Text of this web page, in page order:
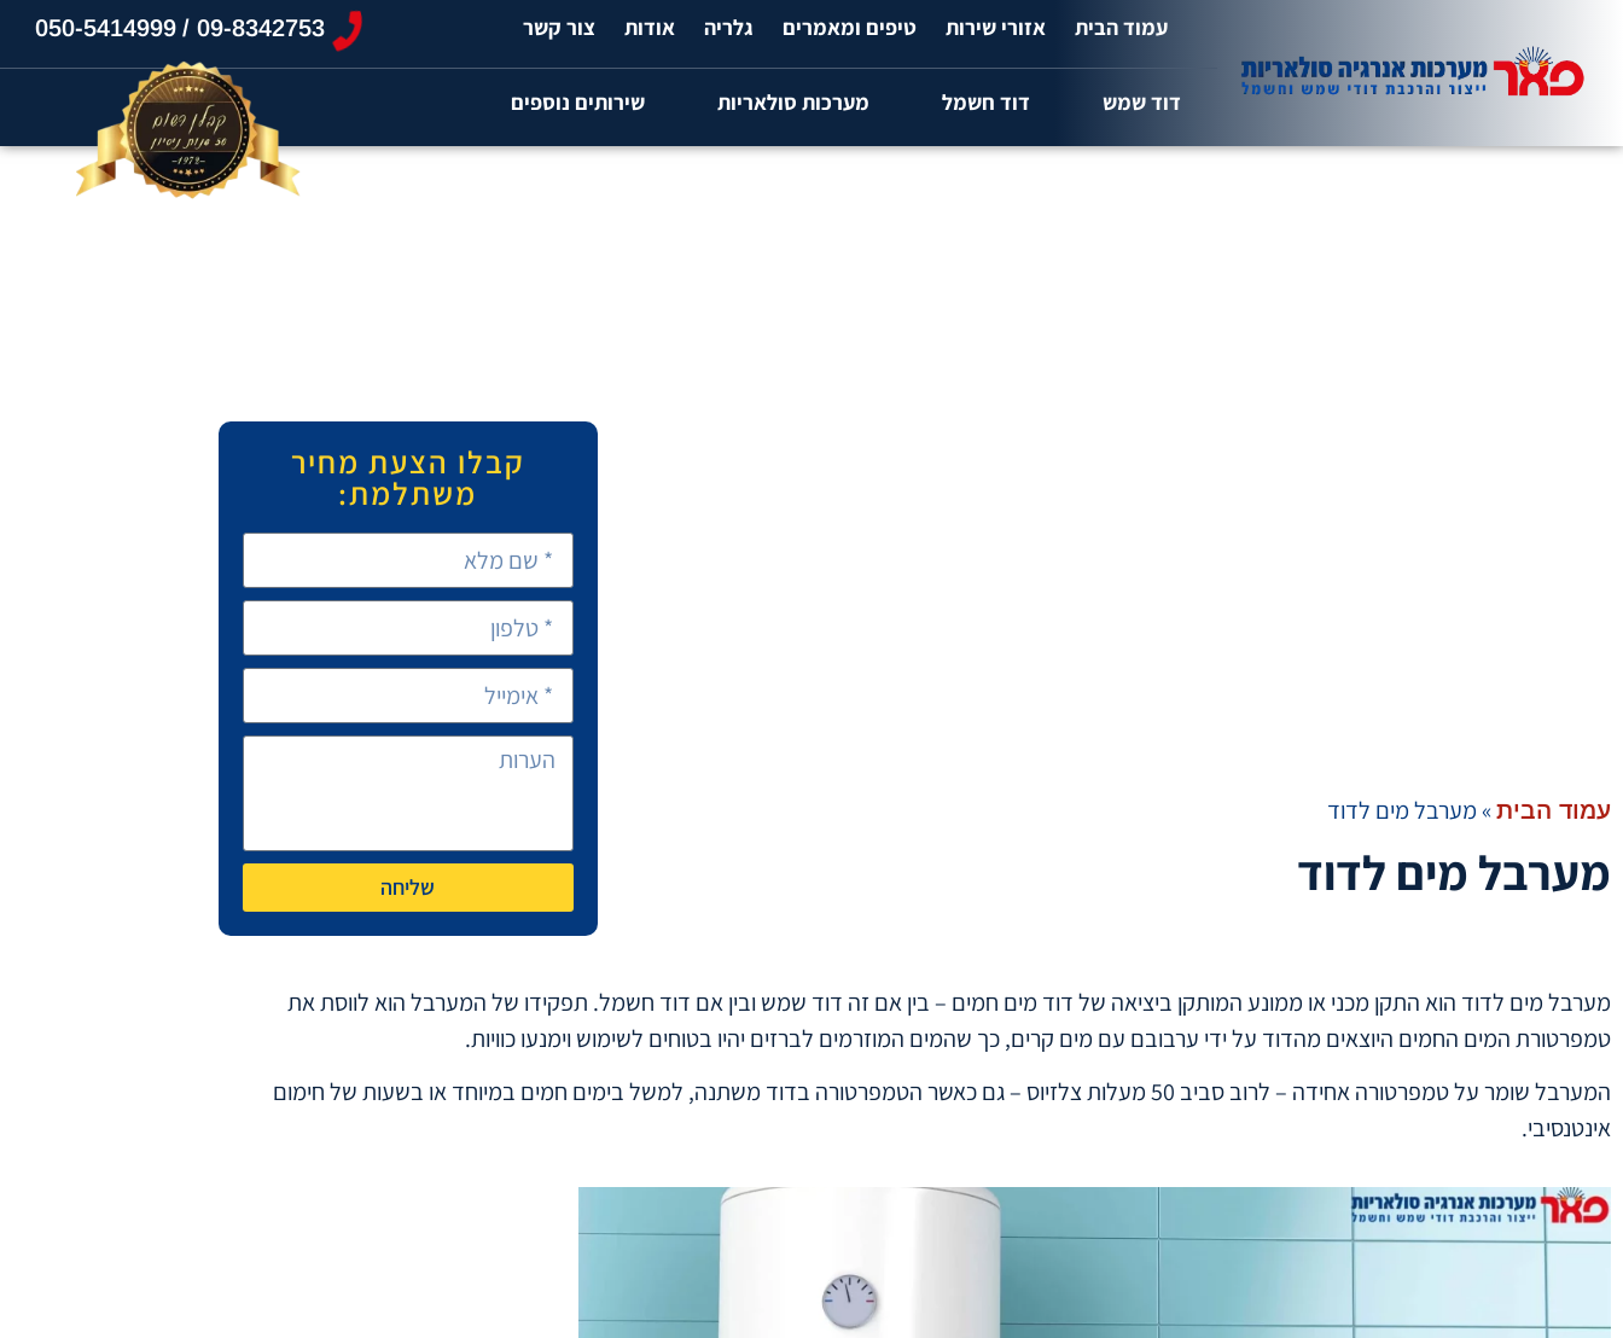
עמוד הבית אזורי שירות טיפים ומאמרים גלריה אודות צור קשר 09-8342753 /
050-5414999
דוד שמש דוד חשמל מערכות סולאריות שירותים נוספים
עמוד הבית» מערבל מים לדוד
מערבל מים לדוד
קבלו הצעת מחיר
משתלמת:
שליחה
מערבל מים לדוד הוא התקן מכני או ממונע המותקן ביציאה של דוד מים חמים – בין אם זה דוד שמש ובין אם דוד חשמל. תפקידו של המערבל הוא לווסת את
טמפרטורת המים החמים היוצאים מהדוד על ידי ערבובם עם מים קרים, כך שהמים המוזרמים לברזים יהיו בטוחים לשימוש וימנעו כוויות.
המערבל שומר על טמפרטורה אחידה – לרוב סביב 50 מעלות צלזיוס – גם כאשר הטמפרטורה בדוד משתנה, למשל בימים חמים במיוחד או בשעות של חימום
אינטנסיבי.